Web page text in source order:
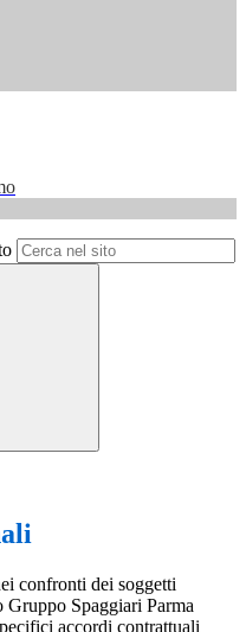
confronti dei soggetti
Gruppo Spaggiari Parma
accordi contrattuali